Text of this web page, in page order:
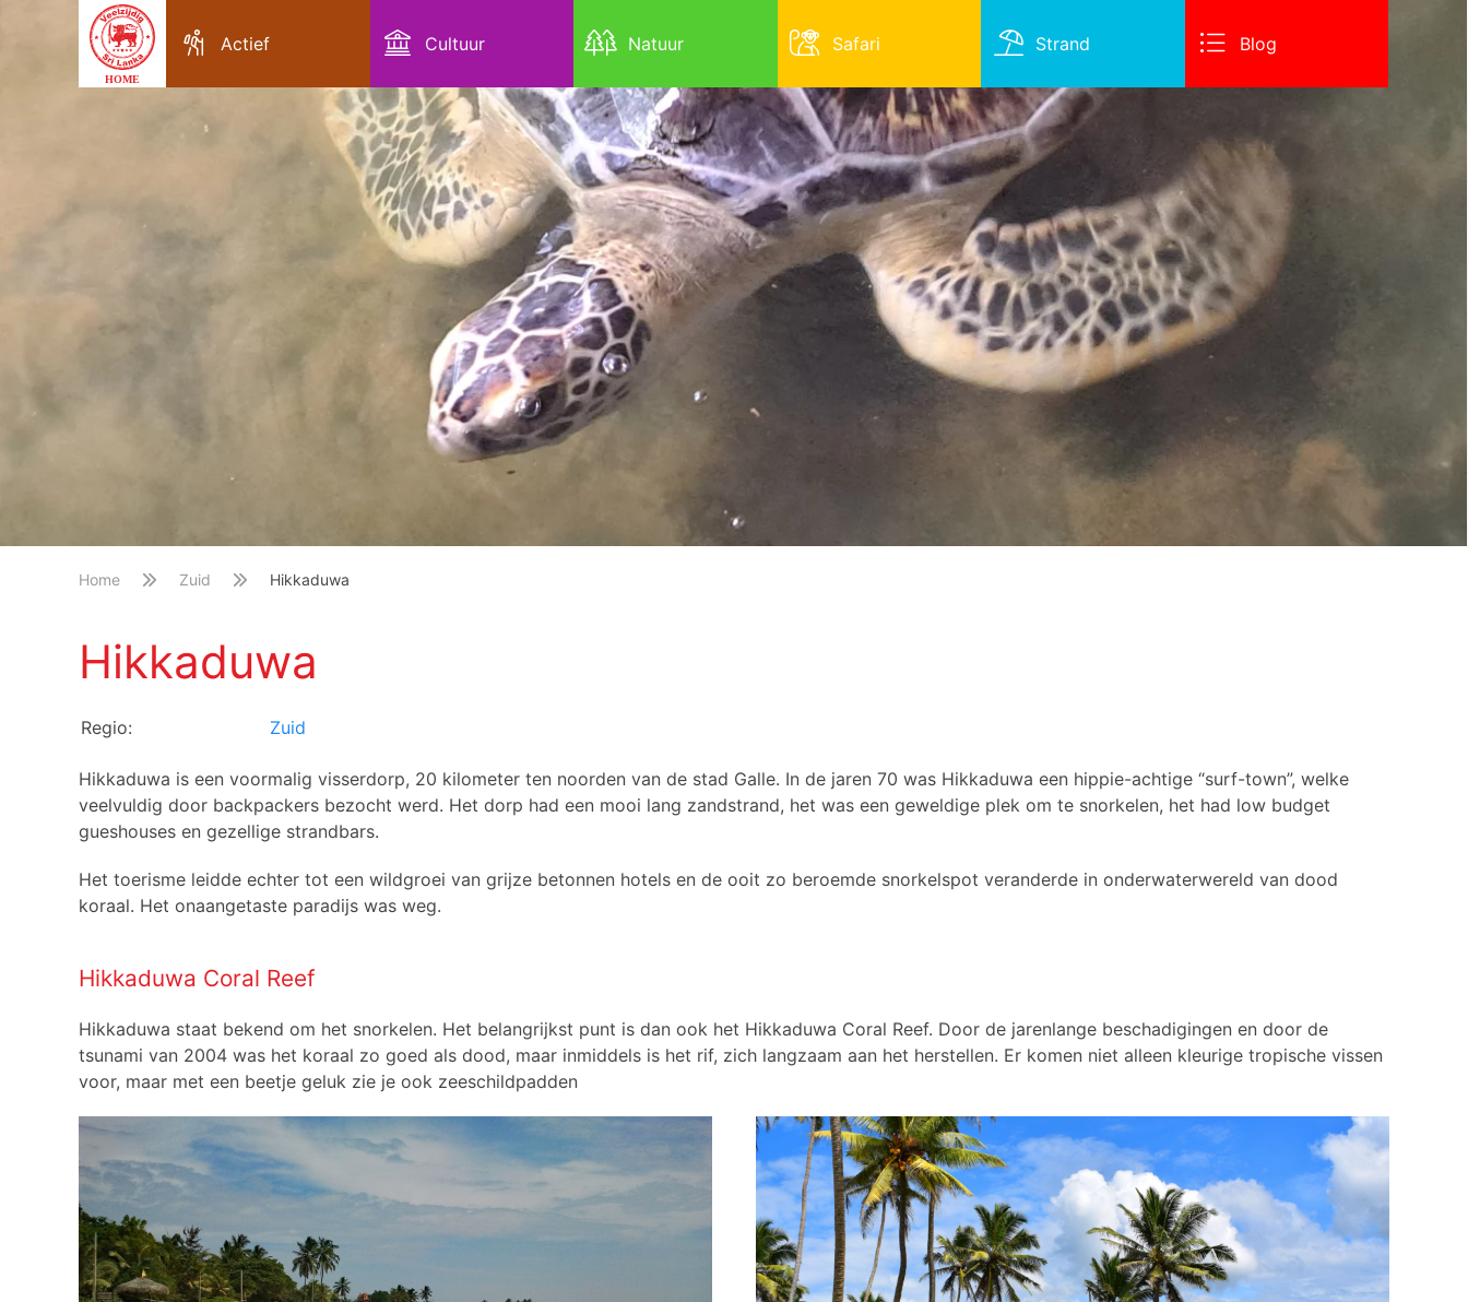
HOME
Actief Cultuur Natuur Safari Strand Blog
Home Zuid Hikkaduwa
Hikkaduwa
Regio: Zuid
Hikkaduwa is een voormalig visserdorp, 20 kilometer ten noorden van de stad Galle. In de jaren 70 was Hikkaduwa een hippie-achtige “surf-town”, welke
veelvuldig door backpackers bezocht werd. Het dorp had een mooi lang zandstrand, het was een geweldige plek om te snorkelen, het had low budget
gueshouses en gezellige strandbars.
Het toerisme leidde echter tot een wildgroei van grijze betonnen hotels en de ooit zo beroemde snorkelspot veranderde in onderwaterwereld van dood
koraal. Het onaangetaste paradijs was weg.
Hikkaduwa Coral Reef
Hikkaduwa staat bekend om het snorkelen. Het belangrijkst punt is dan ook het Hikkaduwa Coral Reef. Door de jarenlange beschadigingen en door de
tsunami van 2004 was het koraal zo goed als dood, maar inmiddels is het rif, zich langzaam aan het herstellen. Er komen niet alleen kleurige tropische vissen
voor, maar met een beetje geluk zie je ook zeeschildpadden